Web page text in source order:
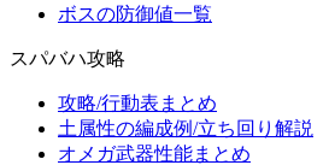
ボスの防御値一覧
スパバハ攻略
攻略/行動表まとめ
土属性の編成例/立ち回り解説
オメガ武器性能まとめ